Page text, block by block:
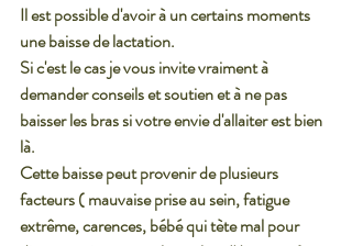
Il est possible d'avoir à un certains moments
une baisse de lactation.
Si c'est le cas je vous invite vraiment à
demander conseils et soutien et à ne pas
baisser les bras si votre envie d'allaiter est bien
là.
Cette baisse peut provenir de plusieurs
facteurs ( mauvaise prise au sein, fatigue
extrême, carences, bébé qui tète mal pour